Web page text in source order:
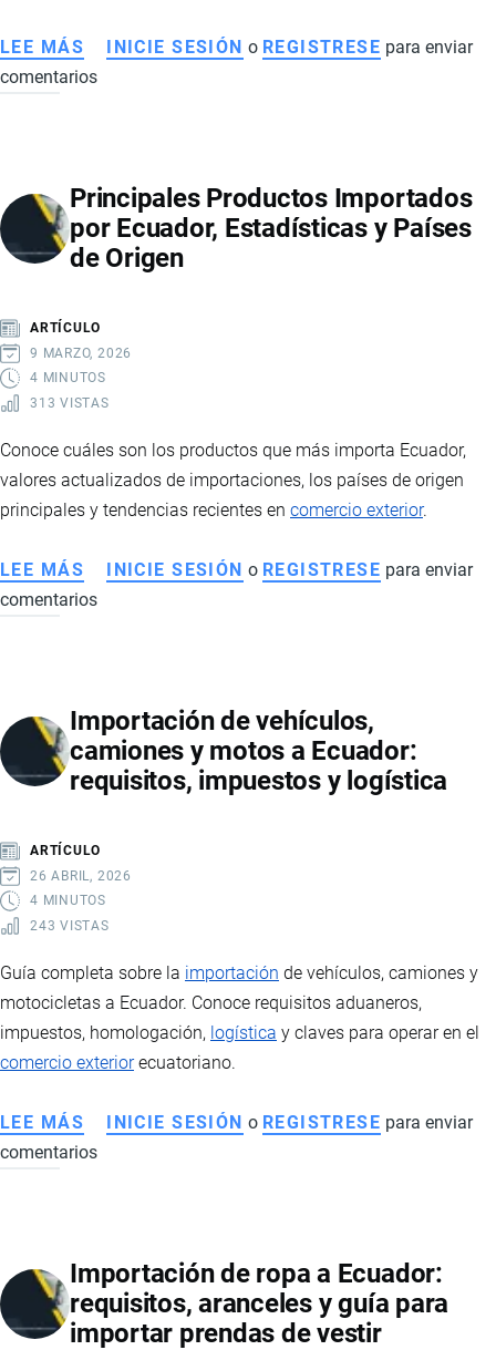
LEE MÁS SOBRE
TRIBUTOS
ECUADOR:
QUÉ
IMPUESTOS
Y
CÓMO
SE
INICIE SESIÓN o REGISTRESE para enviar
comentarios
Principales Productos Importados
por Ecuador, Estadísticas y Países
de Origen
ARTÍCULO
9 MARZO, 2026
4 MINUTOS
313 VISTAS
Conoce cuáles son los productos que más importa Ecuador,
valores actualizados de importaciones, los países de origen
principales y tendencias recientes en comercio exterior.
LEE MÁS SOBRE
PRINCIPALES
ECUADOR,
ESTADÍSTICAS
Y
ORIGEN
INICIE SESIÓN o REGISTRESE para enviar
comentarios
Importación de vehículos,
camiones y motos a Ecuador:
requisitos, impuestos y logística
ARTÍCULO
26 ABRIL, 2026
4 MINUTOS
243 VISTAS
Guía completa sobre la importación de vehículos, camiones y
motocicletas a Ecuador. Conoce requisitos aduaneros,
impuestos, homologación, logística y claves para operar en el
comercio exteriorecuatoriano.
LEE MÁS SOBRE
IMPORTACIÓN
Y
MOTOS
A
INICIE SESIÓN o REGISTRESE para enviar
comentarios
Importación de ropa a Ecuador:
requisitos, aranceles y guía para
importar prendas de vestir